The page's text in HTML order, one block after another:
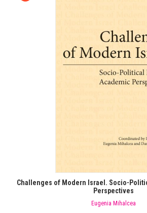
Challenges of Modern Israel. Socio-
Perspectives
Eugenia Mihalcea